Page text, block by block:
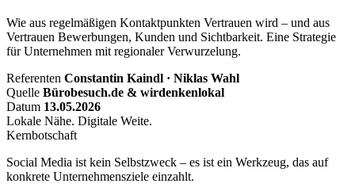
Wie aus regelmäßigen Kontaktpunkten Vertrauen wird – und aus
Vertrauen Bewerbungen, Kunden und Sichtbarkeit. Eine Strategie
für Unternehmen mit regionaler Verwurzelung.
Referenten Constantin Kaindl · Niklas Wahl
Quelle Bürobesuch.de & wirdenkenlokal
Datum 13.05.2026
Lokale Nähe. Digitale Weite.
Kernbotschaft
Social Media ist kein Selbstzweck – es ist ein Werkzeug, das auf
konkrete Unternehmensziele einzahlt.